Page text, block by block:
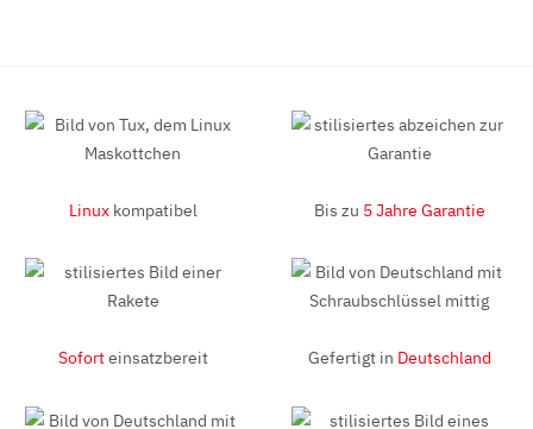
Linuxkompatibel Bis zu 5 Jahre Garantie
Soforteinsatzbereit Gefertigt in Deutschland